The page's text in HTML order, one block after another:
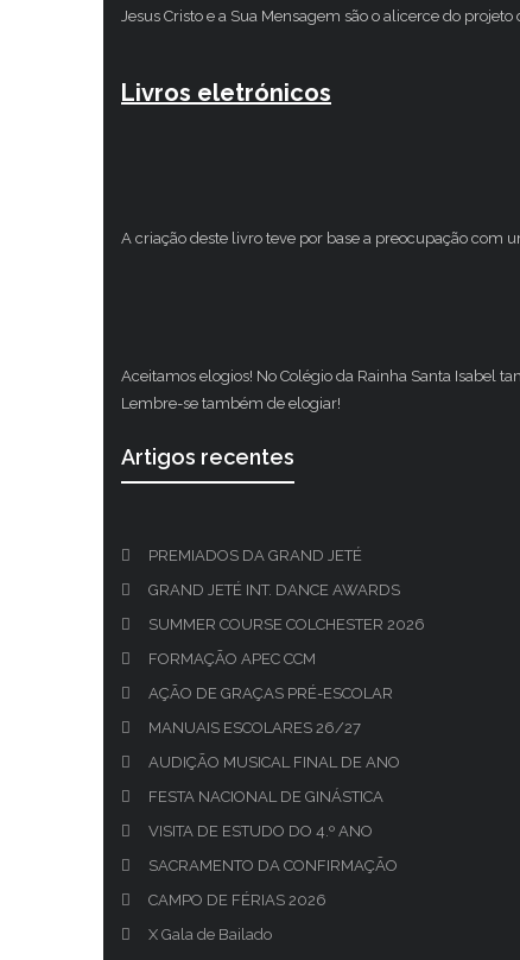
Jesus Cristo e a Sua Mensagem são o alicerce do
Livros eletrónicos
A criação deste livro teve por base a preocupação com
Aceitamos elogios! No Colégio da Rainha Santa Isabel
Lembre-se também de elogiar!
Artigos recentes
PREMIADOS DA GRAND JETÉ
GRAND JETÉ INT. DANCE AWARDS
SUMMER COURSE COLCHESTER 2026
FORMAÇÃO APEC CCM
AÇÃO DE GRAÇAS PRÉ-ESCOLAR
MANUAIS ESCOLARES 26/27
AUDIÇÃO MUSICAL FINAL DE ANO
FESTA NACIONAL DE GINÁSTICA
VISITA DE ESTUDO DO 4.º ANO
SACRAMENTO DA CONFIRMAÇÃO
CAMPO DE FÉRIAS 2026
X Gala de Bailado